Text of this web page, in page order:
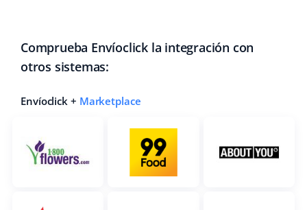
Comprueba Envíoclick la integración con
otros sistemas:
Envíoclick + Marketplace